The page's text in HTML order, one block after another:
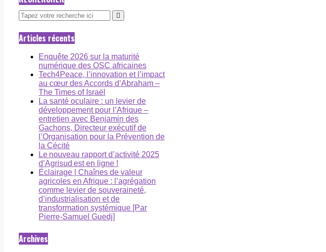
Articles récents
Enquête 2026 sur la maturité
numérique des OSC africaines
Tech4Peace, l’innovation et l’impact
au cœur des Accords d’Abraham –
The Times of Israël
La santé oculaire : un levier de
développement pour l’Afrique –
entretien avec Benjamin des
Gachons, Directeur exécutif de
l’Organisation pour la Prévention de
la Cécité
Le nouveau rapport d’activité 2025
d’Agrisud est en ligne !
Éclairage | Chaînes de valeur
agricoles en Afrique : l’agrégation
comme levier de souveraineté,
d’industrialisation et de
transformation systémique [Par
Pierre-Samuel Guedj]
Archives